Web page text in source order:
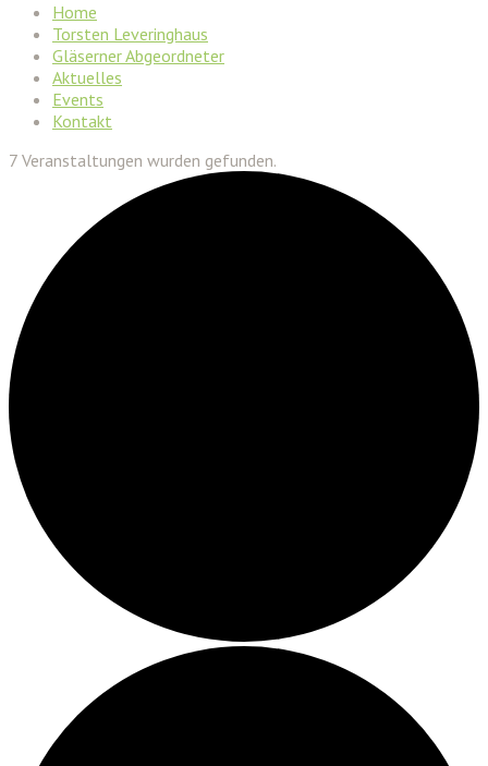
Home
Torsten Leveringhaus
Gläserner Abgeordneter
Aktuelles
Events
Kontakt
7 Veranstaltungen wurden gefunden.